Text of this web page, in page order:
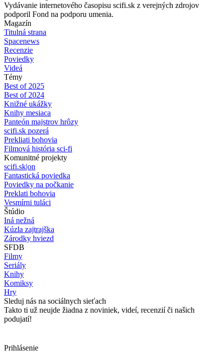
Vydávanie internetového časopisu scifi.sk z verejných zdrojov
podporil Fond na podporu umenia.
Magazín
Titulná strana
Spacenews
Recenzie
Poviedky
Videá
Témy
Best of 2025
Best of 2024
Knižné ukážky
Knihy mesiaca
Panteón majstrov hrôzy
scifi.sk pozerá
Prekliati bohovia
Filmová história sci-fi
Komunitné projekty
scifi.sk|on
Fantastická poviedka
Poviedky na počkanie
Preklati bohovia
Vesmírni tuláci
Štúdio
Iná nežná
Kúzla zajtrajška
Zárodky hviezd
SFDB
Filmy
Seriály
Knihy
Komiksy
Hry
Sleduj nás na sociálnych sieťach
Takto ti už neujde žiadna z noviniek, videí, recenzií či našich
podujatí!
Prihlásenie